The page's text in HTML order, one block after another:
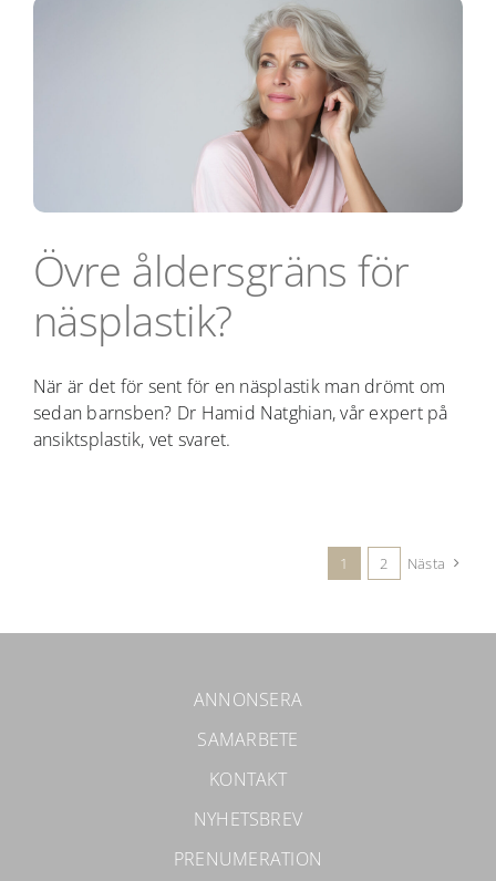
Övre åldersgräns för
näsplastik?
När är det för sent för en näsplastik man drömt om
sedan barnsben? Dr Hamid Natghian, vår expert på
ansiktsplastik, vet svaret.
1 2 Nästa
ANNONSERA
SAMARBETE
KONTAKT
NYHETSBREV
PRENUMERATION